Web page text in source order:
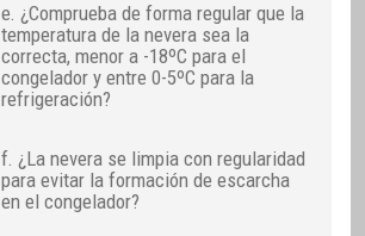
e. ¿Comprueba de forma regular que la
temperatura de la nevera sea la
correcta, menor a -18ºC para el
congelador y entre 0-5ºC para la
refrigeración?
f. ¿La nevera se limpia con regularidad
para evitar la formación de escarcha
en el congelador?